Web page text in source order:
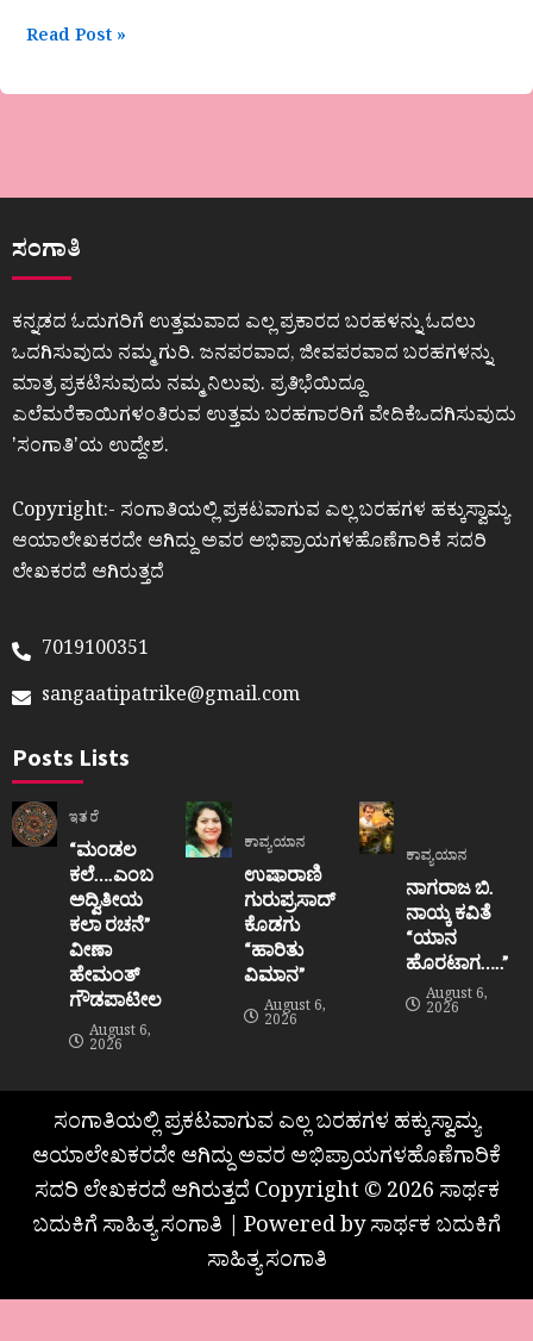
Read Post »
ಸಂಗಾತಿ
ಕನ್ನಡದ ಓದುಗರಿಗೆ ಉತ್ತಮವಾದ ಎಲ್ಲ ಪ್ರಕಾರದ ಬರಹಳನ್ನು ಓದಲು
ಒದಗಿಸುವುದು ನಮ್ಮ ಗುರಿ. ಜನಪರವಾದ, ಜೀವಪರವಾದ ಬರಹಗಳನ್ನು
ಮಾತ್ರ ಪ್ರಕಟಿಸುವುದು ನಮ್ಮ ನಿಲುವು. ಪ್ರತಿಭೆಯಿದ್ದೂ
ಎಲೆಮರೆಕಾಯಿಗಳಂತಿರುವ ಉತ್ತಮ ಬರಹಗಾರರಿಗೆ ವೇದಿಕೆಒದಗಿಸುವುದು
ʼಸಂಗಾತಿʼಯ ಉದ್ದೇಶ.
Copyright:- ಸಂಗಾತಿಯಲ್ಲಿ ಪ್ರಕಟವಾಗುವ ಎಲ್ಲ ಬರಹಗಳ ಹಕ್ಕುಸ್ವಾಮ್ಯ
ಆಯಾಲೇಖಕರದೇ ಆಗಿದ್ದು ಅವರ ಅಭಿಪ್ರಾಯಗಳಹೊಣೆಗಾರಿಕೆ ಸದರಿ
ಲೇಖಕರದೆ ಆಗಿರುತ್ತದೆ
7019100351
sangaatipatrike@gmail.com
Posts Lists
ಇತರೆ
“ಮಂಡಲ
ಕಲೆ….ಎಂಬ
ಅದ್ವಿತೀಯ
ಕಲಾ ರಚನೆ”‌
ವೀಣಾ
ಹೇಮಂತ್‌
ಗೌಡಪಾಟೀಲ
August 6,
2026
ಕಾವ್ಯಯಾನ
ಉಷಾರಾಣಿ
ಗುರುಪ್ರಸಾದ್
ಕೊಡಗು
“ಹಾರಿತು
ವಿಮಾನ”
August 6,
2026
ಕಾವ್ಯಯಾನ
ನಾಗರಾಜ ಬಿ.
ನಾಯ್ಕ ಕವಿತೆ
“ಯಾನ
ಹೊರಟಾಗ…..”
August 6,
2026
ಸಂಗಾತಿಯಲ್ಲಿ ಪ್ರಕಟವಾಗುವ ಎಲ್ಲ ಬರಹಗಳ ಹಕ್ಕುಸ್ವಾಮ್ಯ
ಆಯಾಲೇಖಕರದೇ ಆಗಿದ್ದು ಅವರ ಅಭಿಪ್ರಾಯಗಳಹೊಣೆಗಾರಿಕೆ
ಸದರಿ ಲೇಖಕರದೆ ಆಗಿರುತ್ತದೆ Copyright © 2026 ಸಾರ್ಥಕ
ಬದುಕಿಗೆ ಸಾಹಿತ್ಯ ಸಂಗಾತಿ | Powered by ಸಾರ್ಥಕ ಬದುಕಿಗೆ
ಸಾಹಿತ್ಯ ಸಂಗಾತಿ